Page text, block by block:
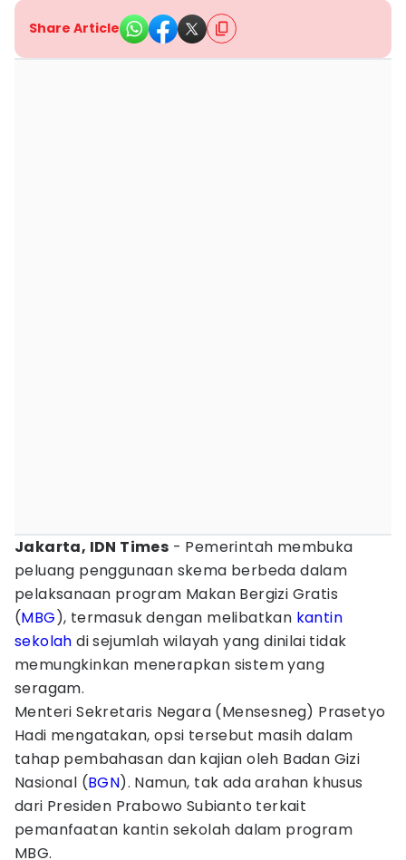
Share Article
Jakarta, IDN Times - Pemerintah membuka
peluang penggunaan skema berbeda dalam
pelaksanaan program Makan Bergizi Gratis
(MBG), termasuk dengan melibatkan kantin
sekolah di sejumlah wilayah yang dinilai tidak
memungkinkan menerapkan sistem yang
seragam.
Menteri Sekretaris Negara (Mensesneg) Prasetyo
Hadi mengatakan, opsi tersebut masih dalam
tahap pembahasan dan kajian oleh Badan Gizi
Nasional (BGN). Namun, tak ada arahan khusus
dari Presiden Prabowo Subianto terkait
pemanfaatan kantin sekolah dalam program
MBG.